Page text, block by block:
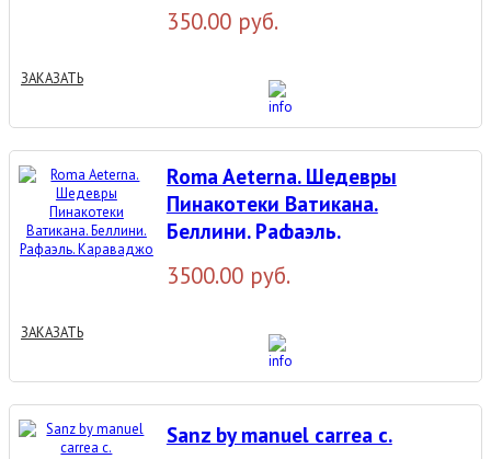
350.00 руб.
ЗАКАЗАТЬ
Roma Aeterna. Шедевры
Пинакотеки Ватикана.
Беллини. Рафаэль.
3500.00 руб.
ЗАКАЗАТЬ
Sanz by manuel carrea c.